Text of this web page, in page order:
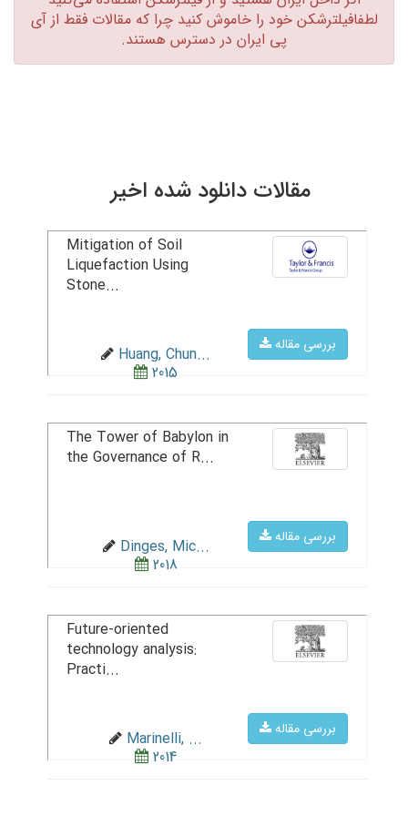
لطفافیلترشکن خود را خاموش کنید چرا که مقالات فقط از آی
پی ایران در دسترس هستند.‏
مقالات دانلود شده اخیر
بررسی مقاله
Mitigation of Soil
Liquefaction Using
Stone...
Huang, Chun...
2015
بررسی مقاله
The Tower of Babylon in
the Governance of R...
Dinges, Mic...
2018
بررسی مقاله
Future-oriented
technology analysis:
Practi...
Marinelli, ...
2014